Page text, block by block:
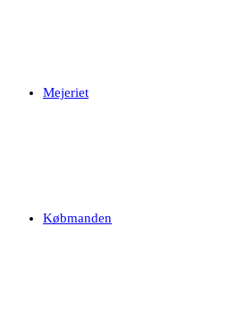
Mejeriet
Købmanden